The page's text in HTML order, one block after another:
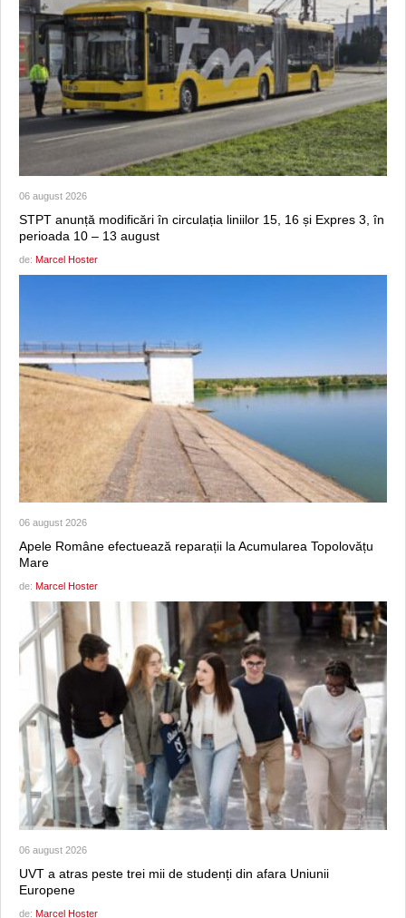
06 august 2026
STPT anunță modificări în circulația liniilor 15, 16 și Expres 3, în
perioada 10 – 13 august
de: Marcel Hoster
06 august 2026
Apele Române efectuează reparații la Acumularea Topolovățu
Mare
de: Marcel Hoster
06 august 2026
UVT a atras peste trei mii de studenți din afara Uniunii
Europene
de: Marcel Hoster